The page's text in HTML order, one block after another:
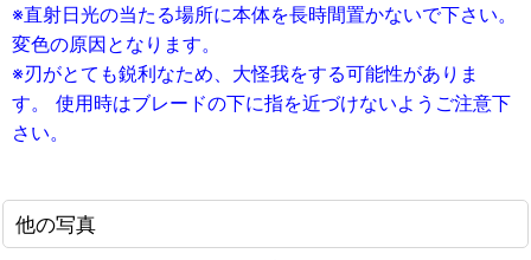
※直射日光の当たる場所に本体を長時間置かないで下さい。
変色の原因となります。
※刃がとても鋭利なため、大怪我をする可能性がありま
す。
使用時はブレードの下に指を近づけないようご注意下
さい。
他の写真